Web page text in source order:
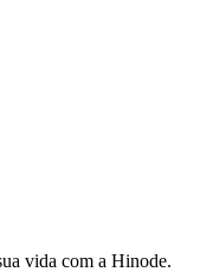
vida com a Hinode.